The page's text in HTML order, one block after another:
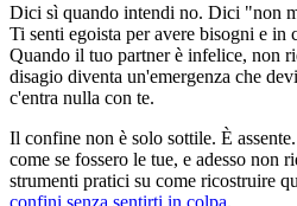
Dici sì quando intendi no. Dici "non
Ti senti egoista per avere bisogni e in
Quando il tuo partner è infelice, non
disagio diventa un'emergenza che
c'entra nulla con te.
Il confine non è solo sottile. È
come se fossero le tue, e adesso non
strumenti pratici su come ricostruire
confini senza sentirti in colpa.